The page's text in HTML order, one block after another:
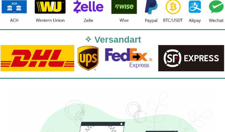
✧ Versandart